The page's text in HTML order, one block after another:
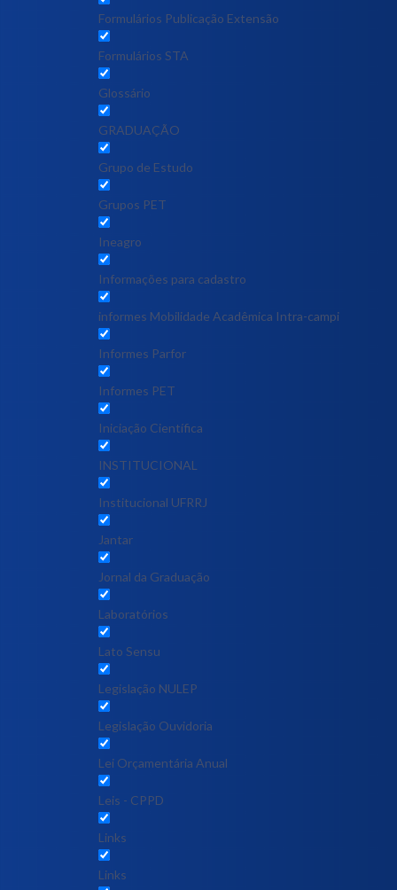
Formulários Publicação Extensão
Formulários STA
Glossário
GRADUAÇÃO
Grupo de Estudo
Grupos PET
Ineagro
Informações para cadastro
informes Mobilidade Acadêmica Intra-campi
Informes Parfor
Informes PET
Iniciação Científica
INSTITUCIONAL
Institucional UFRRJ
Jantar
Jornal da Graduação
Laboratórios
Lato Sensu
Legislação NULEP
Legislação Ouvidoria
Lei Orçamentária Anual
Leis - CPPD
Links
Links